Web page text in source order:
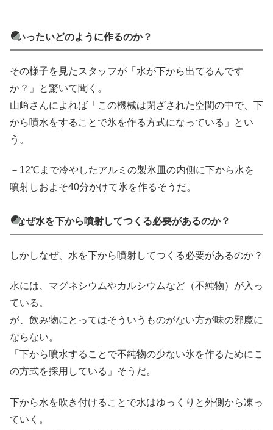
いったいどのように作るのか？
その様子を見たスタッフが「水が下から出てるんです
か？」と驚いて聞く。
山﨑さんによれば「この機械は閉ざされた空間の中で、下
から噴水をすることで氷を作る方式になっている」とい
う。
－12℃まで冷やしたアルミの製氷皿の内側に下から水を
噴射しおよそ40分かけて氷を作るそうだ。
なぜ水を下から噴射してつくる必要があるのか？
しかしなぜ、水を下から噴射してつくる必要があるのか？
水には、マグネシウムやカルシウムなど（不純物）が入っ
ている。
が、飲み物にとってはそういうものがない方が味の邪魔に
ならない。
「下から噴水することで不純物の少ない氷を作るためにこ
の方式を採用している」そうだ。
下から水を吹き付けることで水はゆっくりと外側から凍っ
ていく。